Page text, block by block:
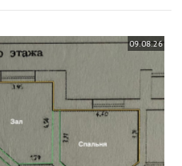
09.08.26